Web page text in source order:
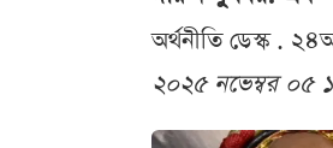
অর্থনীতি ডেস্ক .
২০২৫ নভেম্বর ০৫